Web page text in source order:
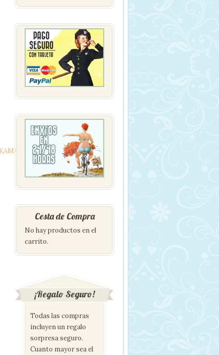
KAMASUTRA KAMASUTRA
COSMETICS
Cesta de Compra
No hay productos en el
carrito.
¡Regalo Seguro!
Todas las compras
incluyen un regalo
sorpresa seguro.
Cuanto mayor sea el